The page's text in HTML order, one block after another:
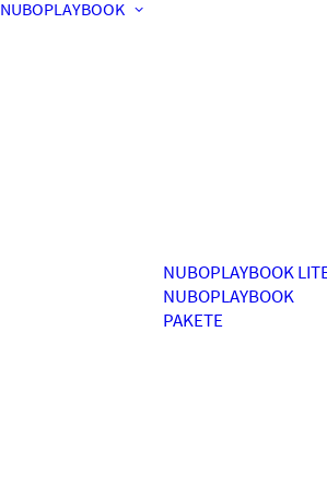
NUBOPLAYBOOK
NUBOPLAYBOOK
NUBOPLAYBOOK
PAKETE